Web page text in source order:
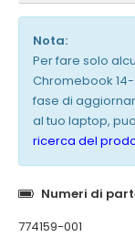
Nota:
Per fare solo
Chromebook
fase di
al tuo laptop,
ricerca del
Numeri di
774159-001